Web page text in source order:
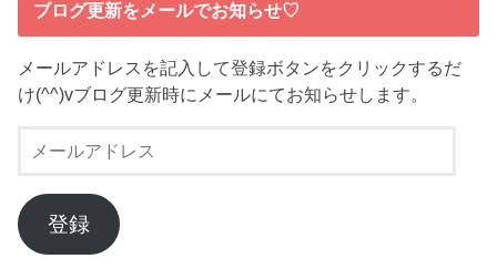
ブログ更新をメールでお知らせ♡
メールアドレスを記入して登録ボタンをクリックするだ
け(^^)vブログ更新時にメールにてお知らせします。
ー
ル
ア
ド
登録